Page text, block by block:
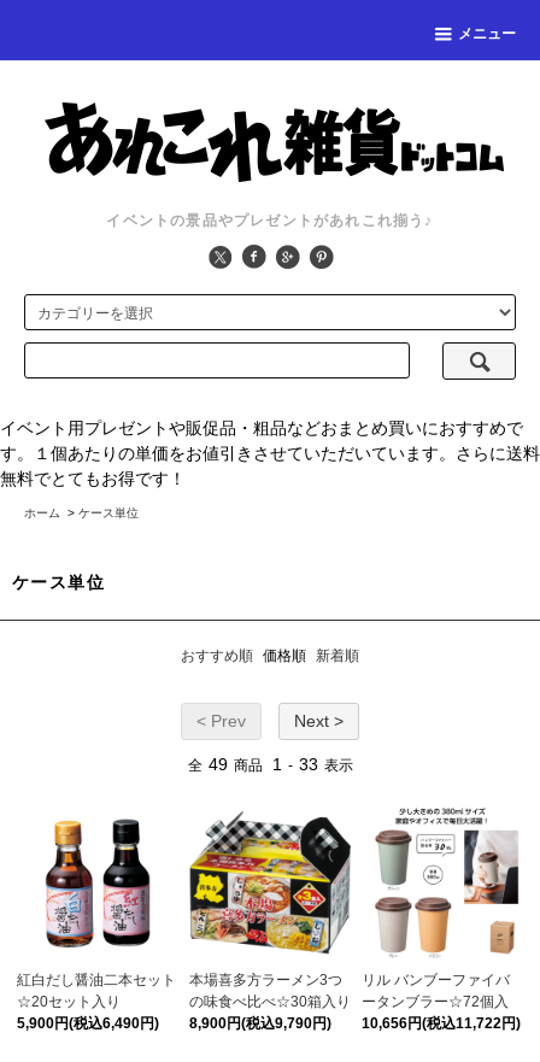
メニュー
イベントの景品やプレゼントがあれこれ揃う♪
イベント用プレゼントや販促品・粗品などおまとめ買いにおすすめで
す。１個あたりの単価をお値引きさせていただいています。さらに送料
無料でとてもお得です！
ホーム > ケース単位
ケース単位
おすすめ順 価格順 新着順
< Prev Next >
全 49 商品 1 - 33 表示
紅白だし醤油二本セット
☆20セット入り
5,900円(税込6,490円)
本場喜多方ラーメン3つ
の味食べ比べ☆30箱入り
8,900円(税込9,790円)
リル バンブーファイバ
ータンブラー☆72個入
10,656円(税込11,722円)